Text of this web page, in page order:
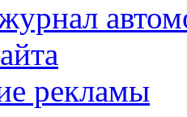
рекламы